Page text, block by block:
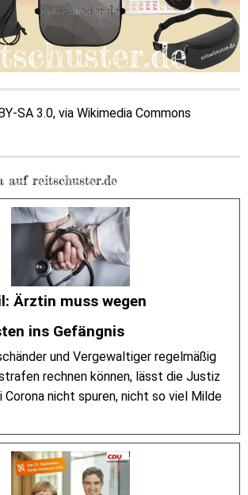
SA 3.0, via Wikimedia Commons
auf reitschuster.de
Ärztin muss wegen
ins Gefängnis
und Vergewaltiger regelmäßig
rechnen können, lässt die Justiz
Corona nicht spuren, nicht so viel Milde